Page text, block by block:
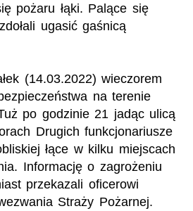
pożaru łąki. Palące się
ugasić gaśnicą
(14.03.2022) wieczorem
na terenie
po godzinie 21 jadąc ulicą
Drugich funkcjonariusze
łące w kilku miejscach
Informację o zagrożeniu
przekazali oficerowi
Straży Pożarnej.